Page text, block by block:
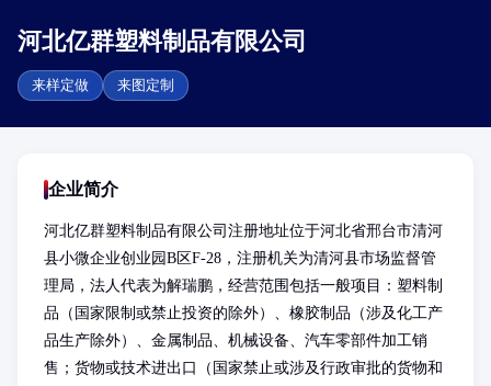
河北亿群塑料制品有限公司
来样定做 来图定制
企业简介
河北亿群塑料制品有限公司注册地址位于河北省邢台市清河
县小微企业创业园B区F-28，注册机关为清河县市场监督管
理局，法人代表为解瑞鹏，经营范围包括一般项目：塑料制
品（国家限制或禁止投资的除外）、橡胶制品（涉及化工产
品生产除外）、金属制品、机械设备、汽车零部件加工销
售；货物或技术进出口（国家禁止或涉及行政审批的货物和